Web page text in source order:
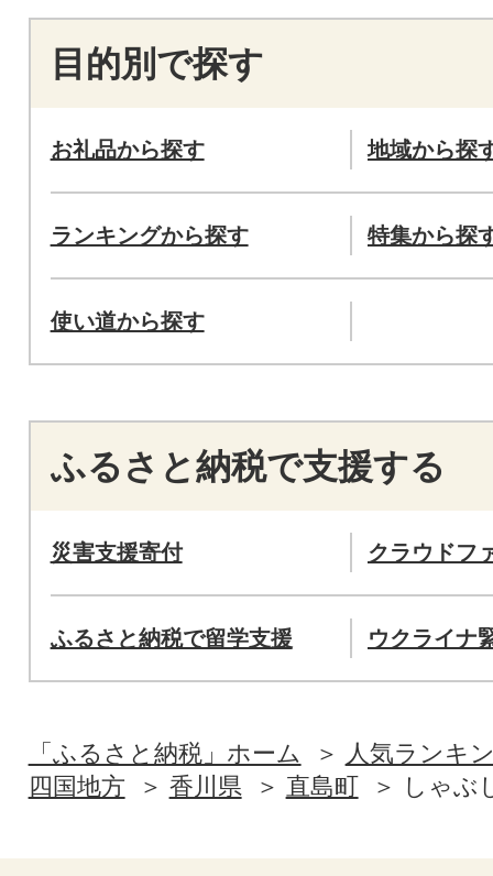
目的別で探す
お礼品から探す 地域から探
ランキングから探す 特集から探
使い道から探す
ふるさと納税で支援する
災害支援寄付 クラウドフ
ふるさと納税で留学支援 ウクライナ
「ふるさと納税」ホーム
人気ランキ
四国地方
香川県 直島町 しゃぶ